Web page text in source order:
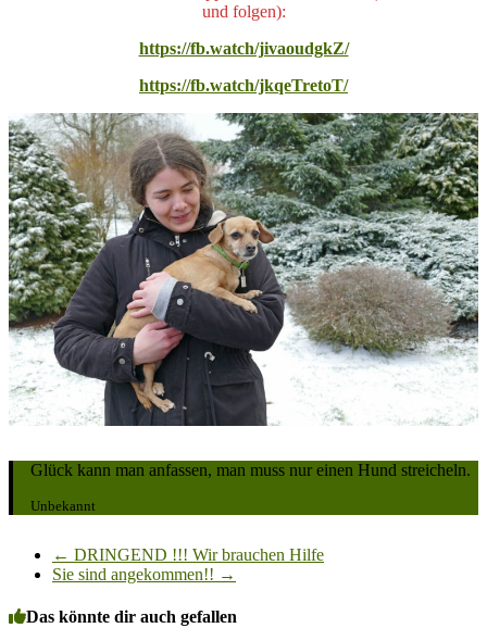
und folgen):
https://fb.watch/jivaoudgkZ/
https://fb.watch/jkqeTretoT/
Glück kann man anfassen, man muss nur einen Hund streicheln.
Unbekannt
← DRINGEND !!! Wir brauchen Hilfe
Sie sind angekommen!! →
Das könnte dir auch gefallen